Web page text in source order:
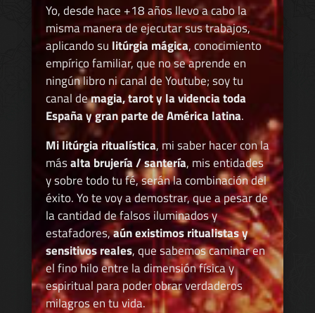
Yo, desde hace +18 años llevo a cabo la
misma manera de ejecutar sus trabajos,
aplicando su litúrgia mágica, conocimiento
empírico familiar, que no se aprende en
ningún libro ni canal de Youtube; soy tu
canal demagia, tarot y la videncia toda
España y gran parte de América latina.
Mi litúrgia ritualística, mi saber hacer con la
másalta brujería / santería, mis entidades
y sobre todo tu fé, serán la combinación del
éxito. Yo te voy a demostrar, que a pesar de
la cantidad de falsos iluminados y
estafadores,aún existimos ritualistas y
sensitivos reales, que sabemos caminar en
el fino hilo entre la dimensión física y
espiritual para poder obrar verdaderos
milagros en tu vida.